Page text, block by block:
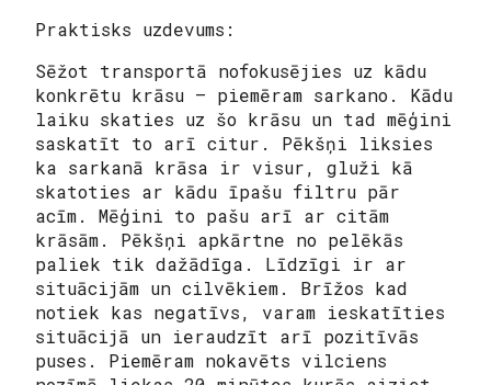
Praktisks uzdevums:
Sēžot transportā nofokusējies uz kādu
konkrētu krāsu – piemēram sarkano. Kādu
laiku skaties uz šo krāsu un tad mēģini
saskatīt to arī citur. Pēkšņi liksies
ka sarkanā krāsa ir visur, gluži kā
skatoties ar kādu īpašu filtru pār
acīm. Mēģini to pašu arī ar citām
krāsām. Pēkšņi apkārtne no pelēkās
paliek tik dažādīga. Līdzīgi ir ar
situācijām un cilvēkiem. Brīžos kad
notiek kas negatīvs, varam ieskatīties
situācijā un ieraudzīt arī pozitīvās
puses. Piemēram nokavēts vilciens